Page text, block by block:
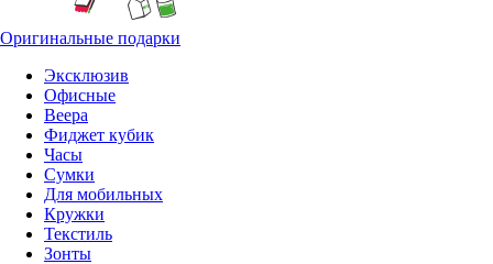
Оригинальные подарки
Эксклюзив
Офисные
Веера
Фиджет кубик
Часы
Сумки
Для мобильных
Кружки
Текстиль
Зонты